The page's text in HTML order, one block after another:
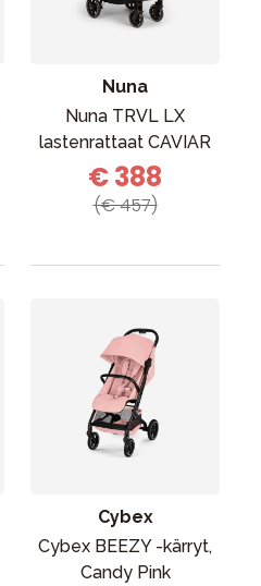
Nuna
Nuna TRVL LX
lastenrattaat CAVIAR
€ 388
(€ 457)
Cybex
Cybex BEEZY -kärryt,
Candy Pink